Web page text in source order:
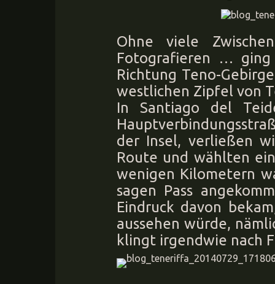
Ohne viele
Fotografieren …
Richtung Teno-
westlichen Zipfel von
In Santiago del
der Insel, verließen
Route und wählten
wenigen Kilometern
sagen Pass
Eindruck davon
aussehen würde,
klingt irgendwie nach